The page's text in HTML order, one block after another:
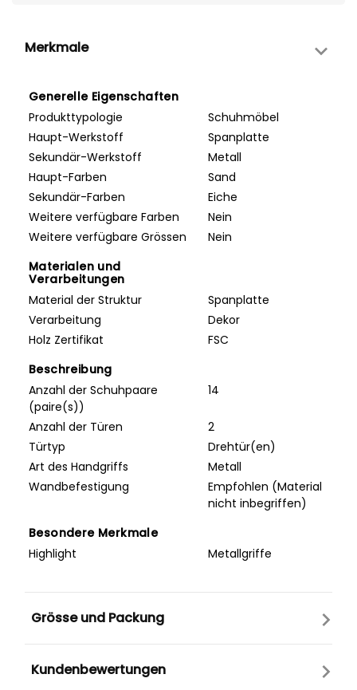
Merkmale
Generelle Eigenschaften
Produkttypologie
Schuhmöbel
Haupt-Werkstoff
Spanplatte
Sekundär-Werkstoff
Metall
Haupt-Farben
Sand
Sekundär-Farben
Eiche
Weitere verfügbare Farben
Nein
Weitere verfügbare Grössen
Nein
Materialen und
Verarbeitungen
Material der Struktur
Spanplatte
Verarbeitung
Dekor
Holz Zertifikat
FSC
Beschreibung
Anzahl der Schuhpaare
(paire(s))
14
Anzahl der Türen
2
Türtyp
Drehtür(en)
Art des Handgriffs
Metall
Wandbefestigung
Empfohlen (Material
nicht inbegriffen)
Besondere Merkmale
Highlight
Metallgriffe
Grösse und Packung
Kundenbewertungen